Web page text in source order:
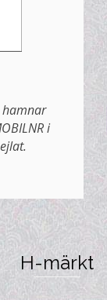
hamnar
i
H-märkt